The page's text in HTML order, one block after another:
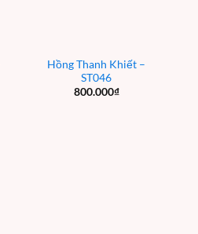
Hồng Thanh Khiết –
ST046
800.000₫